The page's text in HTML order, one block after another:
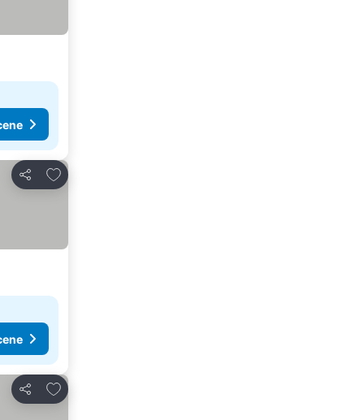
Deli
Dodati u favorite
Deli
Dodati u favorite